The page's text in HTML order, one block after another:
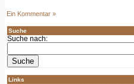
Ein Kommentar »
Suche
Suche nach:
Links